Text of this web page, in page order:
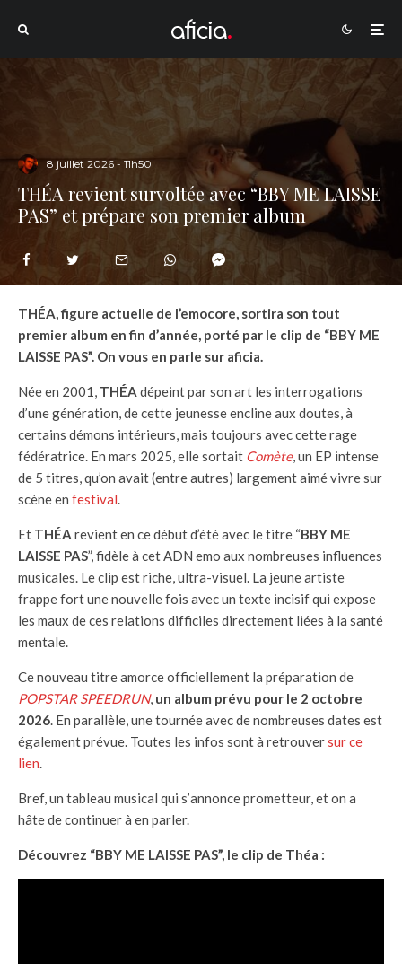
8 juillet 2026 - 11h50
THÉA revient survoltée avec “BBY ME LAISSE
PAS” et prépare son premier album
THÉA, figure actuelle de l’emocore, sortira son tout
premier album en fin d’année, porté par le clip de “BBY ME
LAISSE PAS”. On vous en parle sur aficia.
Née en 2001, THÉA dépeint par son art les interrogations
d’une génération, de cette jeunesse encline aux doutes, à
certains démons intérieurs, mais toujours avec cette rage
fédératrice. En mars 2025, elle sortait Comète, un EP intense
de 5 titres, qu’on avait (entre autres) largement aimé vivre sur
scène en festival.
Et THÉA revient en ce début d’été avec le titre “BBY ME
LAISSE PAS”, fidèle à cet ADN emo aux nombreuses influences
musicales. Le clip est riche, ultra-visuel. La jeune artiste
frappe fort une nouvelle fois avec un texte incisif qui expose
les maux de ces relations difficiles directement liées à la santé
mentale.
Ce nouveau titre amorce officiellement la préparation de
POPSTAR SPEEDRUN, un album prévu pour le 2 octobre
2026. En parallèle, une tournée avec de nombreuses dates est
également prévue. Toutes les infos sont à retrouversur ce
lien.
Bref, un tableau musical qui s’annonce prometteur, et on a
hâte de continuer à en parler.
Découvrez “BBY ME LAISSE PAS”, le clip de Théa :